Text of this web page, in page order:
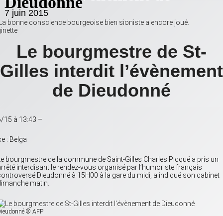
7 juin 2015
bonne conscience bourgeoise bien sioniste a encore joué.
Le bourgmestre de St-
Gilles interdit l’évènement
de Dieudonné
15 à 13:43 –
: Belga
bourgmestre de la commune de Saint-Gilles Charles Picqué a pris un
interdisant le rendez-vous organisé par l’humoriste français
Dieudonné à 15H00 à la gare du midi, a indiqué son cabinet
matin.
© AFP